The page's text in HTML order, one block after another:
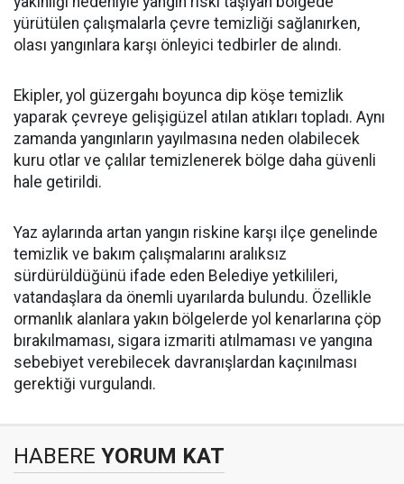
yürütülen çalışmalarla çevre temizliği sağlanırken,
olası yangınlara karşı önleyici tedbirler de alındı.
Ekipler, yol güzergahı boyunca dip köşe temizlik
yaparak çevreye gelişigüzel atılan atıkları topladı. Aynı
zamanda yangınların yayılmasına neden olabilecek
kuru otlar ve çalılar temizlenerek bölge daha güvenli
hale getirildi.
Yaz aylarında artan yangın riskine karşı ilçe genelinde
temizlik ve bakım çalışmalarını aralıksız
sürdürüldüğünü ifade eden Belediye yetkilileri,
vatandaşlara da önemli uyarılarda bulundu. Özellikle
ormanlık alanlara yakın bölgelerde yol kenarlarına çöp
bırakılmaması, sigara izmariti atılmaması ve yangına
sebebiyet verebilecek davranışlardan kaçınılması
gerektiği vurgulandı.
HABERE YORUM KAT